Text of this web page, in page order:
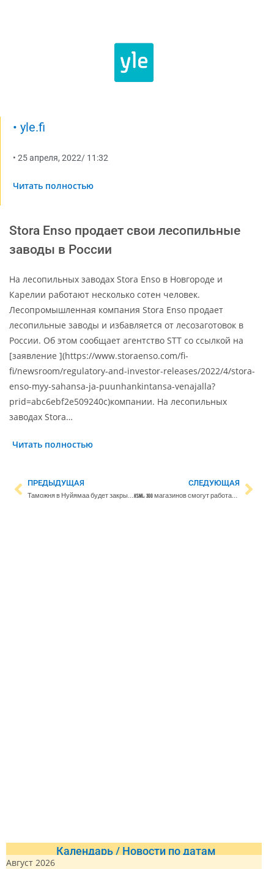
• yle.fi
• 25 апреля, 2022/ 11:32
Читать полностью
Stora Enso продает свои лесопильные
заводы в России
На лесопильных заводах Stora Enso в Новгороде и
Карелии работают несколько сотен человек.
Лесопромышленная компания Stora Enso продает
лесопильные заводы и избавляется от лесозаготовок в
России. Об этом сообщает агентство STT со ссылкой на
[заявление ](https://www.storaenso.com/fi-
fi/newsroom/regulatory-and-investor-releases/2022/4/stora-
enso-myy-sahansa-ja-puunhankintansa-venajalla?
prid=abc6ebf2e509240c)компании. На лесопильных
заводах Stora…
Читать полностью
ПРЕДЫДУЩАЯ
Таможня в Нуйямаа будет закрыта по ночам – время работы на двух других КПП сократят
СЛЕДУЮЩАЯ
KSML: 300 магазинов смогут работать в обычном режиме во время отключения электричества
Календарь / Новости по датам
Август 2026